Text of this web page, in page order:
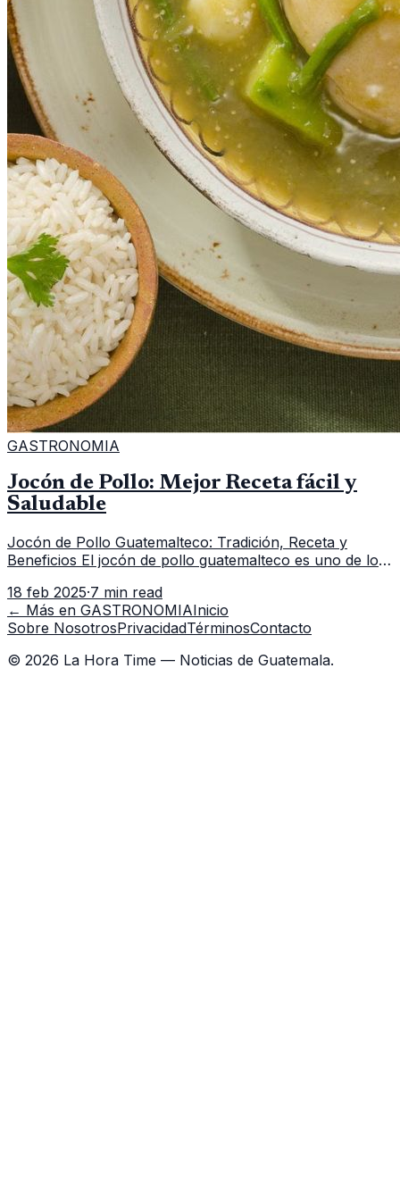
GASTRONOMIA
Jocón de Pollo: Mejor Receta fácil y
Saludable
Jocón de Pollo Guatemalteco: Tradición, Receta y
Beneficios El jocón de pollo guatemalteco es uno de los
Guatemala. Con su caract
18 feb 2025·7 min read
← Más en GASTRONOMIAInicio
Sobre NosotrosPrivacidadTérminosContacto
© 2026 La Hora Time — Noticias de Guatemala.